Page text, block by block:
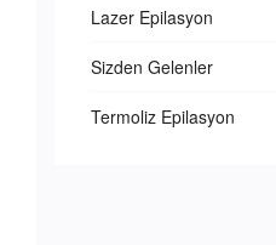
Lazer Epilasyon
Sizden Gelenler
Termoliz Epilasyon